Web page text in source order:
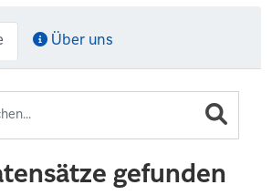
Über uns
gefunden